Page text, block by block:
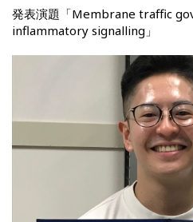
発表演題「Membrane traffic
inflammatory signalling」